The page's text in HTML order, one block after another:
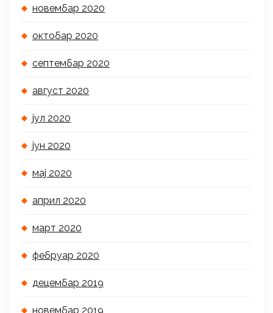
новембар 2020
октобар 2020
септембар 2020
август 2020
јул 2020
јун 2020
мај 2020
април 2020
март 2020
фебруар 2020
децембар 2019
новембар 2019